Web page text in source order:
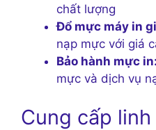
chất lượng
Đổ mực máy in
nạp mực với giá
Bảo hành mực in:
mực và dịch vụ
Cung cấp